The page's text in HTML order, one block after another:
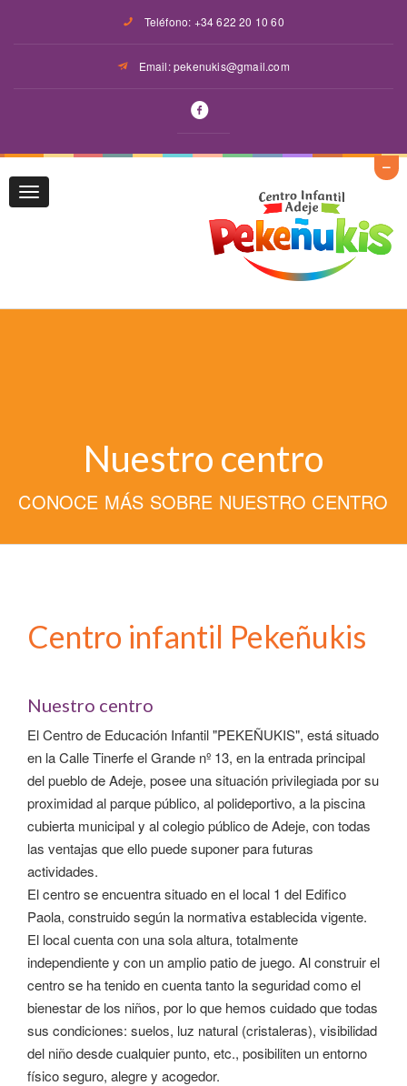
Teléfono: +34 622 20 10 60
Email: pekenukis@gmail.com
Nuestro centro
CONOCE MÁS SOBRE NUESTRO CENTRO
Centro infantil Pekeñukis
Nuestro centro
El Centro de Educación Infantil "PEKEÑUKIS", está situado
en la Calle Tinerfe el Grande nº 13, en la entrada principal
del pueblo de Adeje, posee una situación privilegiada por su
proximidad al parque público, al polideportivo, a la piscina
cubierta municipal y al colegio público de Adeje, con todas
las ventajas que ello puede suponer para futuras
actividades.
El centro se encuentra situado en el local 1 del Edifico
Paola, construido según la normativa establecida vigente.
El local cuenta con una sola altura, totalmente
independiente y con un amplio patio de juego. Al construir el
centro se ha tenido en cuenta tanto la seguridad como el
bienestar de los niños, por lo que hemos cuidado que todas
sus condiciones: suelos, luz natural (cristaleras), visibilidad
del niño desde cualquier punto, etc., posibiliten un entorno
físico seguro, alegre y acogedor.